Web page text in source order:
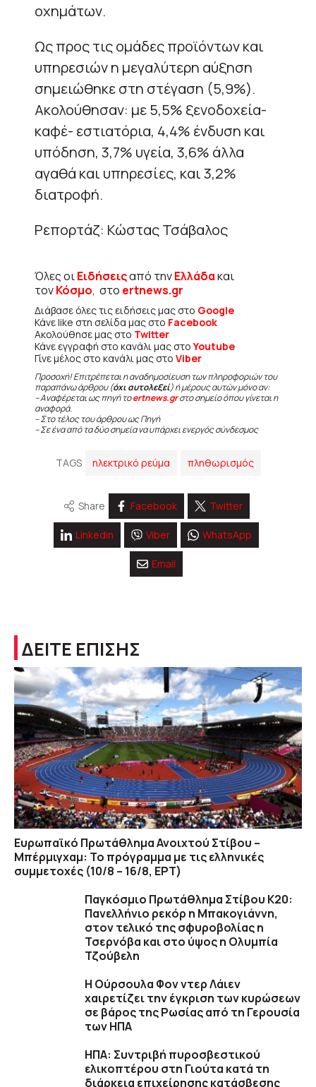
οχημάτων.
Ως προς τις ομάδες προϊόντων και
υπηρεσιών η μεγαλύτερη αύξηση
σημειώθηκε στη στέγαση (5,9%).
Ακολούθησαν: με 5,5% ξενοδοχεία-
καφέ- εστιατόρια, 4,4% ένδυση και
υπόδηση, 3,7% υγεία, 3,6% άλλα
αγαθά και υπηρεσίες, και 3,2%
διατροφή.
Ρεπορτάζ: Κώστας Τσάβαλος
Όλες οιΕιδήσειςαπό τηνΕλλάδακαι
τονΚόσμο, στο ertnews.gr
Διάβασε όλες τις ειδήσεις μας στο Google
Κάνε like στη σελίδα μας στο Facebook
Ακολούθησε μας στο Twitter
Κάνε εγγραφή στο κανάλι μας στοYoutube
Γίνε μέλος στο κανάλι μας στο Viber
Προσοχή! Επιτρέπεται η αναδημοσίευση των πληροφοριών του
παραπάνω άρθρου (όχι αυτολεξεί) ή μέρους αυτών μόνο αν:
– Αναφέρεται ως πηγή τοertnews.grστο σημείο όπου γίνεται η
αναφορά.
– Στο τέλος του άρθρου ως Πηγή
– Σε ένα από τα δύο σημεία να υπάρχει ενεργός σύνδεσμος
TAGS ηλεκτρικό ρεύμα πληθωρισμός
Share Facebook Twitter
Linkedin Viber WhatsApp
Email
ΔΕΙΤΕ ΕΠΙΣΗΣ
Ευρωπαϊκό Πρωτάθλημα Ανοιχτού Στίβου –
Μπέρμιγχαμ: Το πρόγραμμα με τις ελληνικές
συμμετοχές (10/8 – 16/8, ΕΡΤ)
Παγκόσμιο Πρωτάθλημα Στίβου Κ20:
Πανελλήνιο ρεκόρ η Μπακογιάννη,
στον τελικό της σφυροβολίας η
Τσερνόβα και στο ύψος η Ολυμπία
Τζούβελη
Η Ούρσουλα Φον ντερ Λάιεν
χαιρετίζει την έγκριση των κυρώσεων
σε βάρος της Ρωσίας από τη Γερουσία
των ΗΠΑ
ΗΠΑ: Συντριβή πυροσβεστικού
ελικοπτέρου στη Γιούτα κατά τη
διάρκεια επιχείρησης κατάσβεσης